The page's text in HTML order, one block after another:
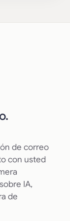
más
y las
existentes
de
como
lugar,
a los
de correo
con usted
IA,
de